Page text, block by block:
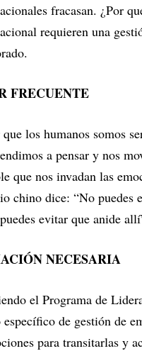
fracasan. ¿Por
requieren una
FRECUENTE
los humanos somos
a pensar y nos
que nos invadan las
chino dice: “No puedes
evitar que anide
NECESARIA
el Programa de
de gestión de
para transitarlas y